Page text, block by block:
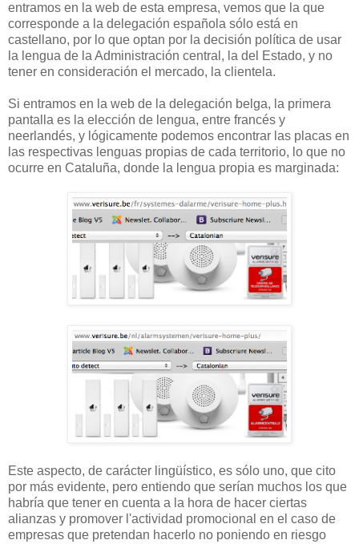
entramos en la web de esta empresa, vemos que la que
corresponde a la delegación española sólo está en
castellano, por lo que optan por la decisión política de usar
la lengua de la Administración central, la del Estado, y no
tener en consideración el mercado, la clientela.
Si entramos en la web de la delegación belga, la primera
pantalla es la elección de lengua, entre francés y
neerlandés, y lógicamente podemos encontrar las placas en
las respectivas lenguas propias de cada territorio, lo que no
ocurre en Cataluña, donde la lengua propia es marginada:
Este aspecto, de carácter lingüístico, es sólo uno, que cito
por más evidente, pero entiendo que serían muchos los que
habría que tener en cuenta a la hora de hacer ciertas
alianzas y promover l'actividad promocional en el caso de
empresas que pretendan hacerlo no poniendo en riesgo